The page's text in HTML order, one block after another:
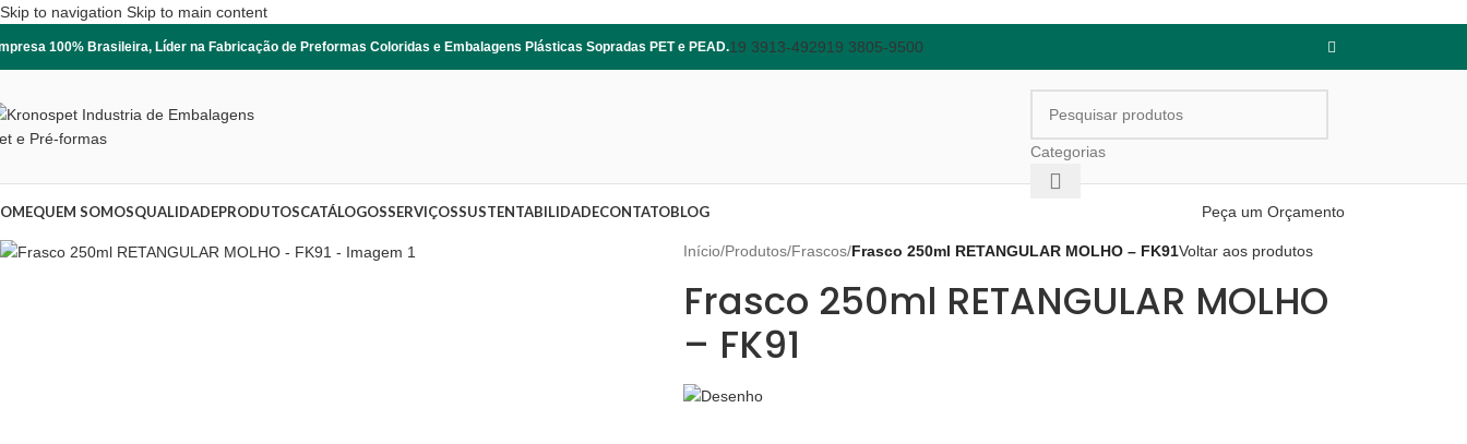
Skip to navigation Skip to main content
100% Brasileira, Líder na Fabricação de Preformas Coloridas e Embalagens Plásticas Sopradas PET e PEAD.19 3913-492919 3805-9500
Categorias
QUEM SOMOSQUALIDADEPRODUTOSCATÁLOGOSSERVIÇOSSUSTENTABILIDADECONTATOBLOG Peça um Orçamento
Início/Produtos/Frascos/Frasco 250ml RETANGULAR MOLHO – FK91Voltar aos produtos
Frasco 250ml RETANGULAR MOLHO
– FK91